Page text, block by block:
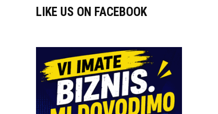
LIKE US ON FACEBOOK